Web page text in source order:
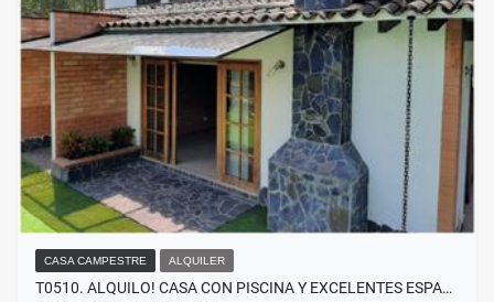
CASA CAMPESTRE ALQUILER
T0510. ALQUILO! CASA CON PISCINA Y EXCELENTES ESPA…